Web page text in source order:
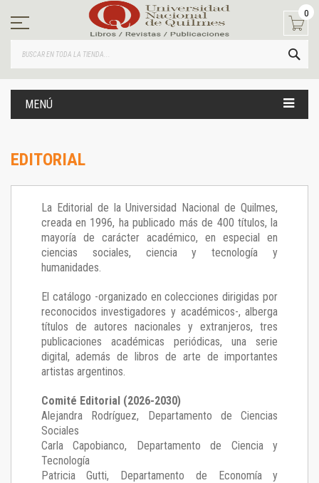
contenido
0
MENÚ
EDITORIAL
La Editorial de la Universidad Nacional de Quilmes,
creada en 1996, ha publicado más de 400 títulos, la
mayoría de carácter académico, en especial en
ciencias sociales, ciencia y tecnología y
humanidades.
El catálogo -organizado en colecciones dirigidas por
reconocidos investigadores y académicos-, alberga
títulos de autores nacionales y extranjeros, tres
publicaciones académicas periódicas, una serie
digital, además de libros de arte de importantes
artistas argentinos.
Comité Editorial (2026-2030)
Alejandra Rodríguez, Departamento de Ciencias
Sociales
Carla Capobianco, Departamento de Ciencia y
Tecnología
Patricia Gutti, Departamento de Economía y